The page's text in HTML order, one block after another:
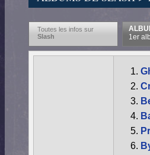
Toutes les infos sur
Slash
1er